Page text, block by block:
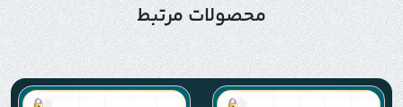
محصولات مرتبط